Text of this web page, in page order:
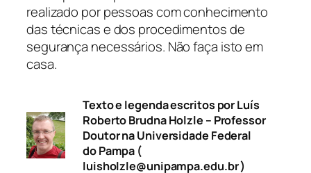
realizado por pessoas com conhecimento
das técnicas e dos procedimentos de
segurança necessários. Não faça isto em
casa.
Texto e legenda escritos por Luís
Roberto Brudna Holzle – Professor
Doutor na Universidade Federal
do Pampa (
luisholzle@unipampa.edu.br )